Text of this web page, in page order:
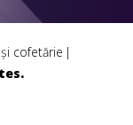
cofetărie